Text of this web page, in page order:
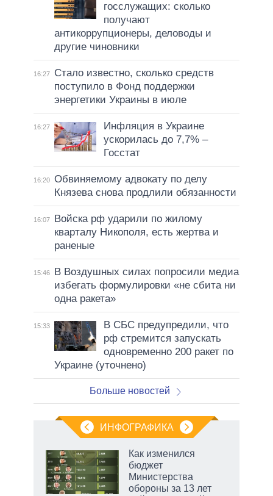
госслужащих: сколько
получают
антикоррупционеры, деловоды и
другие чиновники
16:27
Стало известно, сколько средств
поступило в Фонд поддержки
энергетики Украины в июле
16:27
Инфляция в Украине
ускорилась до 7,7% –
Госстат
16:20 Обвиняемому адвокату по делу
Князева снова продлили обязанности
16:07
Войска рф ударили по жилому
кварталу Никополя, есть жертва и
раненые
15:46
В Воздушных силах попросили медиа
избегать формулировки «не сбита ни
одна ракета»
15:33
В СБС предупредили, что
рф стремится запускать
одновременно 200 ракет по
Украине (уточнено)
Больше новостей
ИНФОГРАФИКА
Как изменился
бюджет
Министерства
обороны за 13 лет